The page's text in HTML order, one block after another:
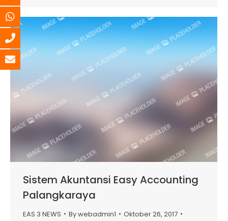
Sistem Akuntansi Easy Accounting
Palangkaraya
EAS 3 NEWS Bywebadmin1
Oktober 26, 2017